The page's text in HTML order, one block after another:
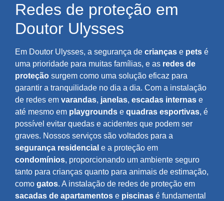
Redes de proteção em
Doutor Ulysses
Em Doutor Ulysses, a segurança de crianças e pets é
uma prioridade para muitas famílias, e as redes de
proteção surgem como uma solução eficaz para
garantir a tranquilidade no dia a dia. Com a instalação
de redes em varandas, janelas, escadas internas e
até mesmo em playgrounds e quadras esportivas, é
possível evitar quedas e acidentes que podem ser
graves. Nossos serviços são voltados para a
segurança residencial e a proteção em
condomínios, proporcionando um ambiente seguro
tanto para crianças quanto para animais de estimação,
como gatos. A instalação de redes de proteção em
sacadas de apartamentos e piscinas é fundamental